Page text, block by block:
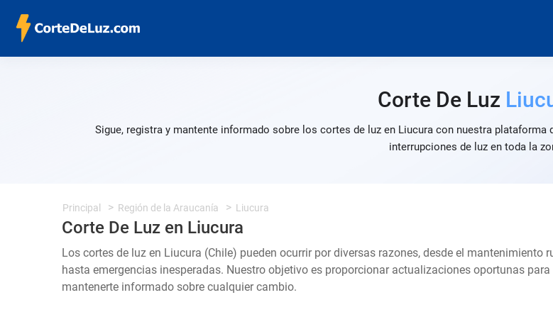
Corte De Luz
Sigue, registra y mantente informado sobre los cortes de luz en Liucura con nuestra
interrupciones de luz en toda la
Principal Región de la Araucanía Liucura
Corte De Luz en Liucura
Los cortes de luz en Liucura (Chile) pueden ocurrir por diversas razones, desde el mantenimiento
hasta emergencias inesperadas. Nuestro objetivo es proporcionar actualizaciones oportunas para
mantenerte informado sobre cualquier cambio.